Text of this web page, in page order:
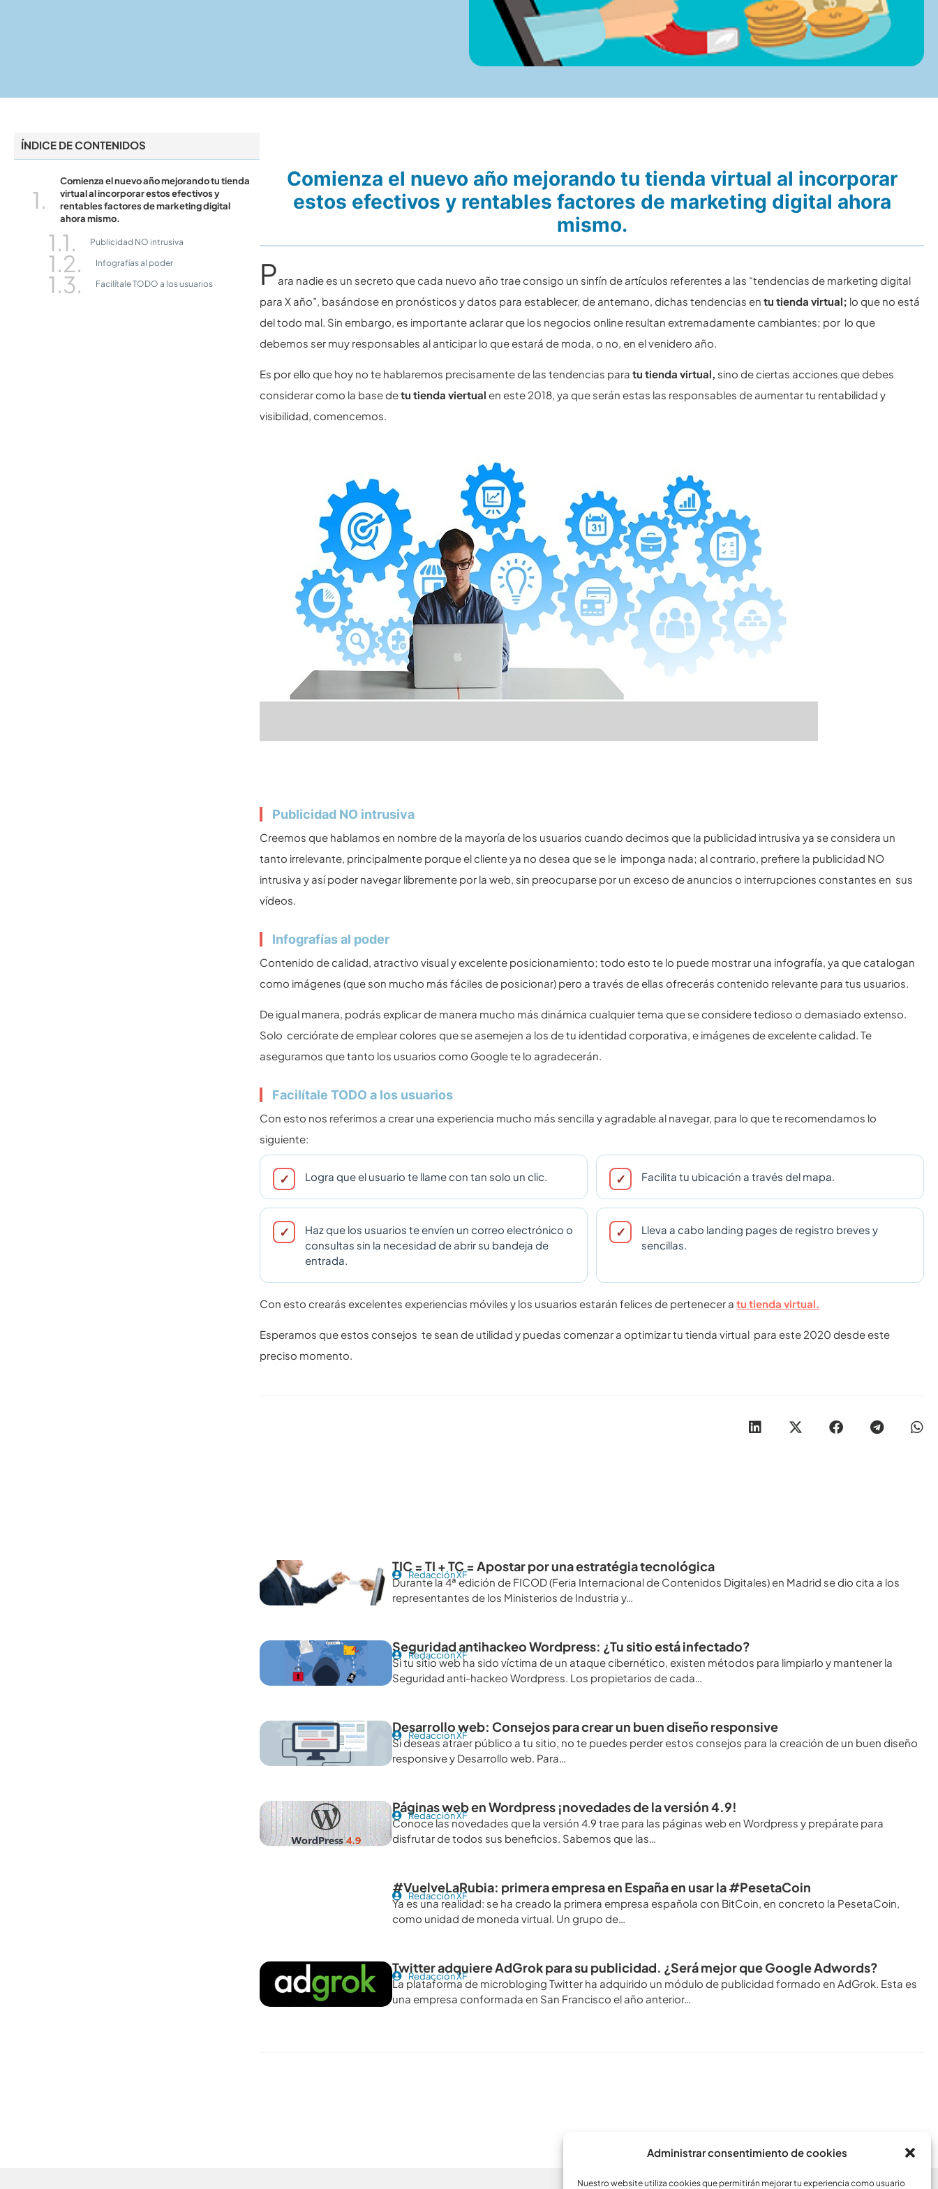
Administrar consentimiento de cookies
Nuestro website utiliza cookies que permitirán mejorar tu experiencia como usuario
ÍNDICE DE CONTENIDOS
Comienza el nuevo año mejorando tu tienda
virtual al incorporar estos efectivos y
rentables factores de marketing digital
ahora mismo.
Publicidad NO intrusiva
Infografías al poder
Facilítale TODO a los usuarios
Comienza el nuevo año mejorando tu tienda virtual al incorporar
estos efectivos y rentables factores de marketing digital ahora
mismo.
Para nadie es un secreto que cada nuevo año trae consigo un sinfín de artículos referentes a las “tendencias de marketing digital
para X año”, basándose en pronósticos y datos para establecer, de antemano, dichas tendencias entu tienda virtual; lo que no está
del todo mal. Sin embargo, es importante aclarar que los negocios online resultan extremadamente cambiantes; por lo que
debemos ser muy responsables al anticipar lo que estará de moda, o no, en el venidero año.
Es por ello que hoy no te hablaremos precisamente de las tendencias paratu tienda virtual, sino de ciertas acciones que debes
considerar como la base detu tienda viertual en este 2018, ya que serán estas las responsables de aumentar tu rentabilidad y
visibilidad, comencemos.
Publicidad NO intrusiva
Creemos que hablamos en nombre de la mayoría de los usuarios cuando decimos que la publicidad intrusiva ya se considera un
tanto irrelevante, principalmente porque el cliente ya no desea que se le imponga nada; al contrario, prefiere la publicidad NO
intrusiva y así poder navegar libremente por la web, sin preocuparse por un exceso de anuncios o interrupciones constantes en sus
vídeos.
Infografías al poder
Contenido de calidad, atractivo visual y excelente posicionamiento; todo esto te lo puede mostrar una infografía, ya que catalogan
como imágenes (que son mucho más fáciles de posicionar) pero a través de ellas ofrecerás contenido relevante para tus usuarios.
De igual manera, podrás explicar de manera mucho más dinámica cualquier tema que se considere tedioso o demasiado extenso.
Solo cerciórate de emplear colores que se asemejen a los de tu identidad corporativa, e imágenes de excelente calidad. Te
aseguramos que tanto los usuarios como Google te lo agradecerán.
Facilítale TODO a los usuarios
Con esto nos referimos a crear una experiencia mucho más sencilla y agradable al navegar, para lo que te recomendamos lo
siguiente:
Logra que el usuario te llame con tan solo un clic. Facilita tu ubicación a través del mapa.
Haz que los usuarios te envíen un correo electrónico o
consultas sin la necesidad de abrir su bandeja de
entrada.
Lleva a cabo landing pages de registro breves y
sencillas.
Con esto crearás excelentes experiencias móviles y los usuarios estarán felices de pertenecer atu tienda virtual.
Esperamos que estos consejos te sean de utilidad y puedas comenzar a optimizar tu tienda virtual para este 2020 desde este
preciso momento.
TIC = TI + TC = Apostar por una estratégia tecnológica
Redacción XF
Durante la 4ª edición de FICOD (Feria Internacional de Contenidos Digitales) en Madrid se dio cita a los
representantes de los Ministerios de Industria y…
Seguridad antihackeo Wordpress: ¿Tu sitio está infectado?
Redacción XF
Si tu sitio web ha sido víctima de un ataque cibernético, existen métodos para limpiarlo y mantener la
Seguridad anti-hackeo Wordpress. Los propietarios de cada…
Desarrollo web: Consejos para crear un buen diseño responsive
Redacción XF
Si deseas atraer público a tu sitio, no te puedes perder estos consejos para la creación de un buen diseño
responsive y Desarrollo web. Para…
Páginas web en Wordpress ¡novedades de la versión 4.9!
Redacción XF
Conoce las novedades que la versión 4.9 trae para las páginas web en Wordpress y prepárate para
disfrutar de todos sus beneficios. Sabemos que las…
#VuelveLaRubia: primera empresa en España en usar la #PesetaCoin
Redacción XF
Ya es una realidad: se ha creado la primera empresa española con BitCoin, en concreto la PesetaCoin,
como unidad de moneda virtual. Un grupo de…
Twitter adquiere AdGrok para su publicidad. ¿Será mejor que Google Adwords?
Redacción XF
La plataforma de microbloging Twitter ha adquirido un módulo de publicidad formado en AdGrok. Esta es
una empresa conformada en San Francisco el año anterior…